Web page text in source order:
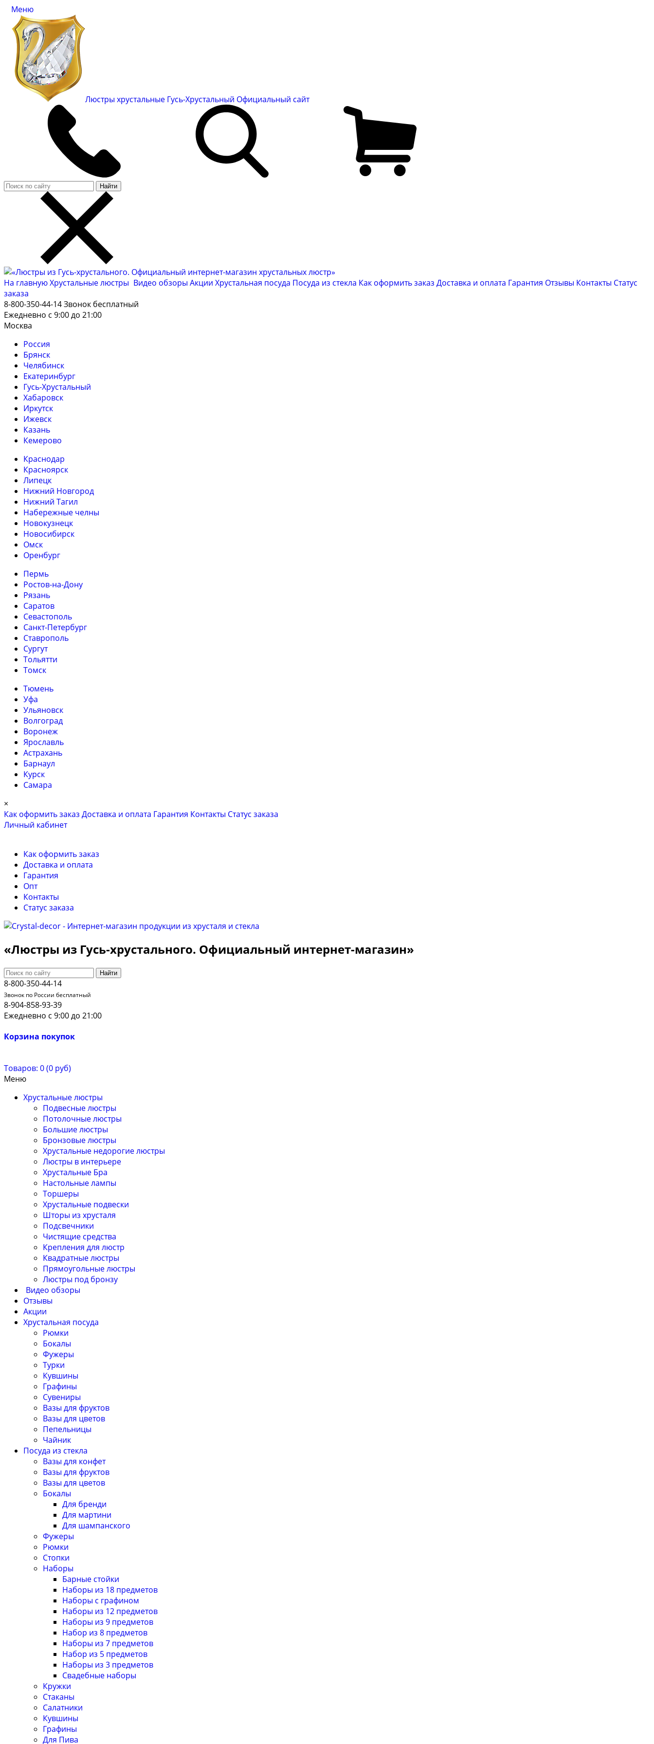
Меню
Люстры хрустальные Гусь-Хрустальный Официальный сайт
Найти
На главнуюХрустальные люстры Видео обзоры Акции Хрустальная посуда Посуда из стекла Как оформить заказ Доставка и оплата Гарантия Отзывы Контакты Cтатус
заказа
8-800-350-44-14Звонок бесплатный
Ежедневно с 9:00 до 21:00
Москва
Россия
Брянск
Челябинск
Екатеринбург
Гусь-Хрустальный
Хабаровск
Иркутск
Ижевск
Казань
Кемерово
Краснодар
Красноярск
Липецк
Нижний Новгород
Нижний Тагил
Набережные челны
Новокузнецк
Новосибирск
Омск
Оренбург
Пермь
Ростов-на-Дону
Рязань
Саратов
Севастополь
Санкт-Петербург
Ставрополь
Сургут
Тольятти
Томск
Тюмень
Уфа
Ульяновск
Волгоград
Воронеж
Ярославль
Астрахань
Барнаул
Курск
Самара
×
Как оформить заказ Доставка и оплата Гарантия Контакты Cтатус заказа
Личный кабинет
Как оформить заказ
Доставка и оплата
Гарантия
Опт
Контакты
Cтатус заказа
«Люстры из Гусь-хрустального. Официальный интернет-магазин»
Найти
8-800-350-44-14
Звонок по России бесплатный
8-904-858-93-39
Ежедневно с 9:00 до 21:00
Корзина покупок
Товаров: 0 (0 руб)
Меню
Хрустальные люстры
Подвесные люстры
Потолочные люстры
Большие люстры
Бронзовые люстры
Хрустальные недорогие люстры
Люстры в интерьере
Хрустальные Бра
Настольные лампы
Торшеры
Хрустальные подвески
Шторы из хрусталя
Подсвечники
Чистящие средства
Крепления для люстр
Квадратные люстры
Прямоугольные люстры
Люстры под бронзу
Видео обзоры
Отзывы
Акции
Хрустальная посуда
Рюмки
Бокалы
Фужеры
Турки
Кувшины
Графины
Сувениры
Вазы для фруктов
Вазы для цветов
Пепельницы
Чайник
Посуда из стекла
Вазы для конфет
Вазы для фруктов
Вазы для цветов
Бокалы
Для бренди
Для мартини
Для шампанского
Фужеры
Рюмки
Стопки
Наборы
Барные стойки
Наборы из 18 предметов
Наборы с графином
Наборы из 12 предметов
Наборы из 9 предметов
Набор из 8 предметов
Наборы из 7 предметов
Набор из 5 предметов
Наборы из 3 предметов
Свадебные наборы
Кружки
Стаканы
Салатники
Кувшины
Графины
Для Пива